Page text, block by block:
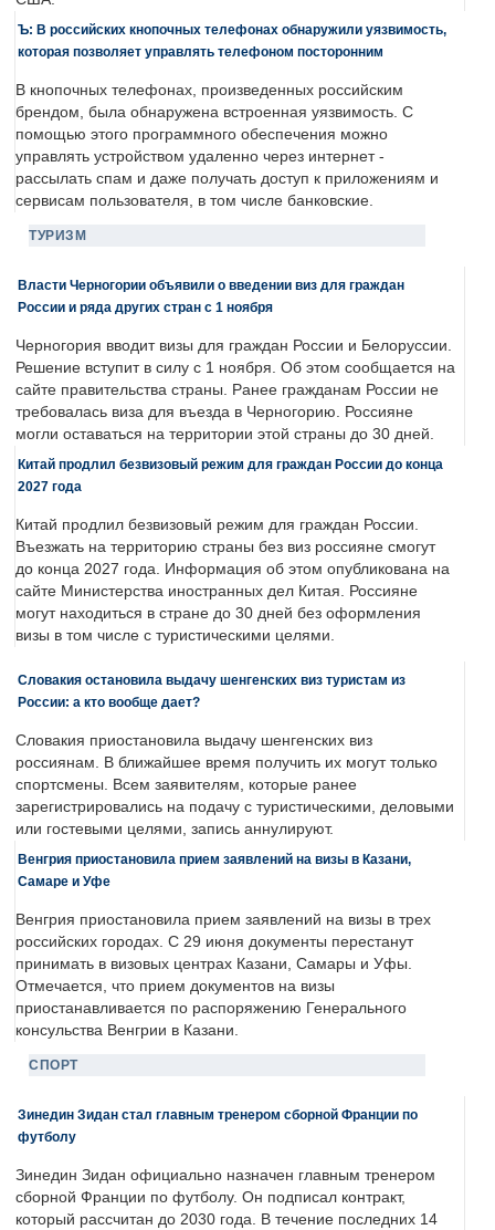
Ъ: В российских кнопочных телефонах обнаружили уязвимость,
которая позволяет управлять телефоном посторонним
В кнопочных телефонах, произведенных российским
брендом, была обнаружена встроенная уязвимость. С
помощью этого программного обеспечения можно
управлять устройством удаленно через интернет -
рассылать спам и даже получать доступ к приложениям и
сервисам пользователя, в том числе банковские.
ТУРИЗМ
Власти Черногории объявили о введении виз для граждан
России и ряда других стран с 1 ноября
Черногория вводит визы для граждан России и Белоруссии.
Решение вступит в силу с 1 ноября. Об этом сообщается на
сайте правительства страны. Ранее гражданам России не
требовалась виза для въезда в Черногорию. Россияне
могли оставаться на территории этой страны до 30 дней.
Китай продлил безвизовый режим для граждан России до конца
2027 года
Китай продлил безвизовый режим для граждан России.
Въезжать на территорию страны без виз россияне смогут
до конца 2027 года. Информация об этом опубликована на
сайте Министерства иностранных дел Китая. Россияне
могут находиться в стране до 30 дней без оформления
визы в том числе с туристическими целями.
Словакия остановила выдачу шенгенских виз туристам из
России: а кто вообще дает?
Словакия приостановила выдачу шенгенских виз
россиянам. В ближайшее время получить их могут только
спортсмены. Всем заявителям, которые ранее
зарегистрировались на подачу с туристическими, деловыми
или гостевыми целями, запись аннулируют.
Венгрия приостановила прием заявлений на визы в Казани,
Самаре и Уфе
Венгрия приостановила прием заявлений на визы в трех
российских городах. С 29 июня документы перестанут
принимать в визовых центрах Казани, Самары и Уфы.
Отмечается, что прием документов на визы
приостанавливается по распоряжению Генерального
консульства Венгрии в Казани.
СПОРТ
Зинедин Зидан стал главным тренером сборной Франции по
футболу
Зинедин Зидан официально назначен главным тренером
сборной Франции по футболу. Он подписал контракт,
который рассчитан до 2030 года. В течение последних 14